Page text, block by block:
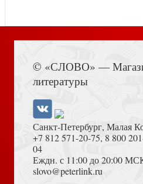
Хорошие картинки.
Лев никогда не спит.
Толкование на Апокалипсис
© «СЛОВО» —
литературы
Санкт-Петербург, Малая
+7 812 571-20-75, 8 800
04
Еждн. с 11:00 до 20:00
slovo@peterlink.ru